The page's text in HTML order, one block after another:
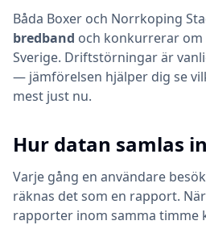
Båda Boxer och Norrkoping
bredband och konkurrerar om
Sverige. Driftstörningar är
— jämförelsen hjälper dig se
mest just nu.
Hur datan samlas in
Varje gång en användare
räknas det som en rapport.
rapporter inom samma timme